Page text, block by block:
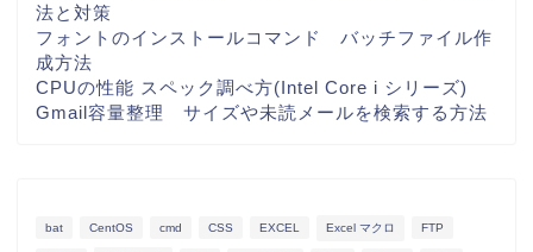
法と対策
フォントのインストールコマンド バッチファイル作
成方法
CPUの性能 スペック調べ方(Intel Core i シリーズ)
Gmail容量整理 サイズや未読メールを検索する方法
bat CentOS cmd CSS EXCEL Excel マクロ FTP